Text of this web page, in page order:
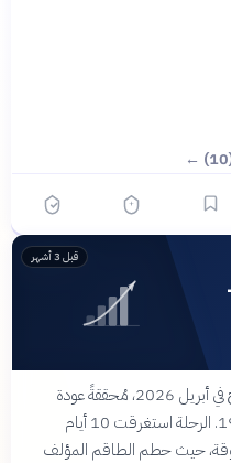
قبل 3 أشهر
اختتمت مهمة أرتيمس 2 التاريخية بنجاح في أبريل 2026، مُحققةً عودة
البشر إلى محيط القمر لأول مرة منذ 1972. الرحلة استغرقت 10 أيام
حيث حطم الطاقم المؤلف